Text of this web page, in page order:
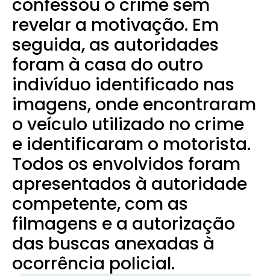
confessou o crime sem
revelar a motivação. Em
seguida, as autoridades
foram à casa do outro
indivíduo identificado nas
imagens, onde encontraram
o veículo utilizado no crime
e identificaram o motorista.
Todos os envolvidos foram
apresentados à autoridade
competente, com as
filmagens e a autorização
das buscas anexadas à
ocorrência policial.